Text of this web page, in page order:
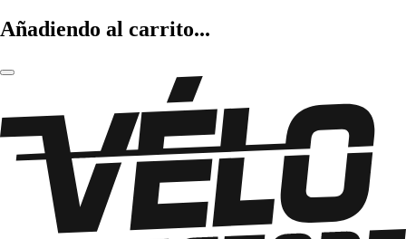
Añadiendo al carrito...